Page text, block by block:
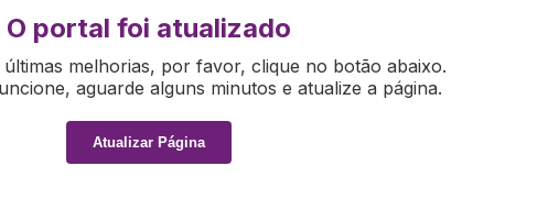
O portal foi atualizado
melhorias, por favor, clique no botão abaixo.
aguarde alguns minutos e atualize a página.
Atualizar Página